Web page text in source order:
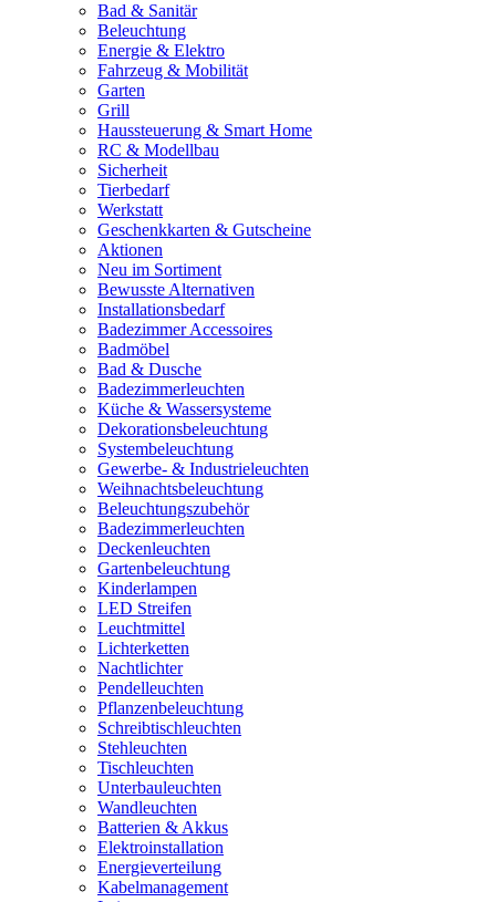
Bad & Sanitär
Beleuchtung
Energie & Elektro
Fahrzeug & Mobilität
Garten
Grill
Haussteuerung & Smart Home
RC & Modellbau
Sicherheit
Tierbedarf
Werkstatt
Geschenkkarten & Gutscheine
Aktionen
Neu im Sortiment
Bewusste Alternativen
Installationsbedarf
Badezimmer Accessoires
Badmöbel
Bad & Dusche
Badezimmerleuchten
Küche & Wassersysteme
Dekorationsbeleuchtung
Systembeleuchtung
Gewerbe- & Industrieleuchten
Weihnachtsbeleuchtung
Beleuchtungszubehör
Badezimmerleuchten
Deckenleuchten
Gartenbeleuchtung
Kinderlampen
LED Streifen
Leuchtmittel
Lichterketten
Nachtlichter
Pendelleuchten
Pflanzenbeleuchtung
Schreibtischleuchten
Stehleuchten
Tischleuchten
Unterbauleuchten
Wandleuchten
Batterien & Akkus
Elektroinstallation
Energieverteilung
Kabelmanagement